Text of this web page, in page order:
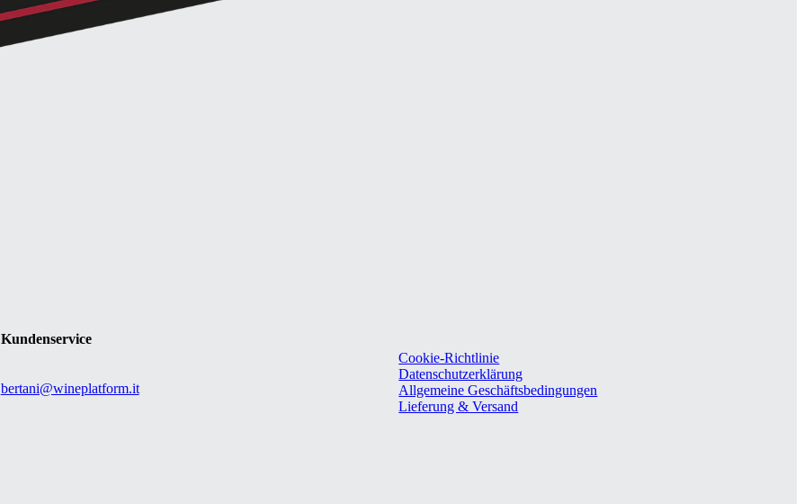
Kundenservice
bertani@wineplatform.it
Cookie-Richtlinie
Datenschutzerklärung
Allgemeine Geschäftsbedingungen
Lieferung & Versand